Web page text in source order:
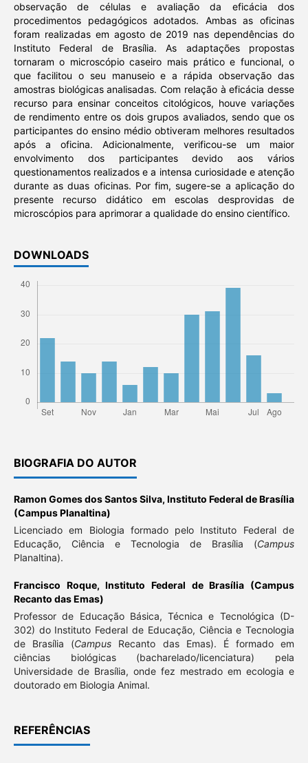
observação de células e avaliação da eficácia dos
procedimentos pedagógicos adotados. Ambas as oficinas
foram realizadas em agosto de 2019 nas dependências do
Instituto Federal de Brasília. As adaptações propostas
tornaram o microscópio caseiro mais prático e funcional, o
que facilitou o seu manuseio e a rápida observação das
amostras biológicas analisadas. Com relação à eficácia desse
recurso para ensinar conceitos citológicos, houve variações
de rendimento entre os dois grupos avaliados, sendo que os
participantes do ensino médio obtiveram melhores resultados
após a oficina. Adicionalmente, verificou-se um maior
envolvimento dos participantes devido aos vários
questionamentos realizados e a intensa curiosidade e atenção
durante as duas oficinas. Por fim, sugere-se a aplicação do
presente recurso didático em escolas desprovidas de
microscópios para aprimorar a qualidade do ensino científico.
DOWNLOADS
BIOGRAFIA DO AUTOR
Ramon Gomes dos Santos Silva,Instituto Federal de Brasília
(Campus Planaltina)
Licenciado em Biologia formado pelo Instituto Federal de
Educação, Ciência e Tecnologia de Brasília (Campus
Planaltina).
Francisco Roque,Instituto Federal de Brasília (Campus
Recanto das Emas)
Professor de Educação Básica, Técnica e Tecnológica (D-
302) do Instituto Federal de Educação, Ciência e Tecnologia
de Brasília (Campus Recanto das Emas). É formado em
ciências biológicas (bacharelado/licenciatura) pela
Universidade de Brasília, onde fez mestrado em ecologia e
doutorado em Biologia Animal.
REFERÊNCIAS